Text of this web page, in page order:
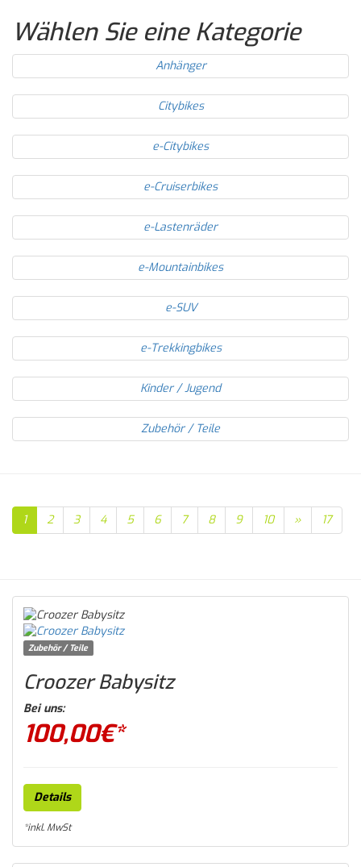
Wählen Sie eine Kategorie
Anhänger
Citybikes
e-Citybikes
e-Cruiserbikes
e-Lastenräder
e-Mountainbikes
e-SUV
e-Trekkingbikes
Kinder / Jugend
Zubehör / Teile
1 2 3 4 5 6 7 8 9 10 » 17
Zubehör / Teile
Croozer Babysitz
Bei uns:
100,00€*
Details
*inkl. MwSt